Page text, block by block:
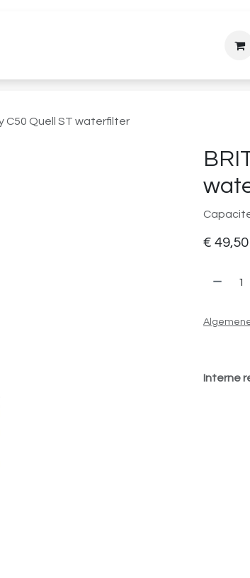
C50 Quell ST waterfilter
€ 49,50
Interne